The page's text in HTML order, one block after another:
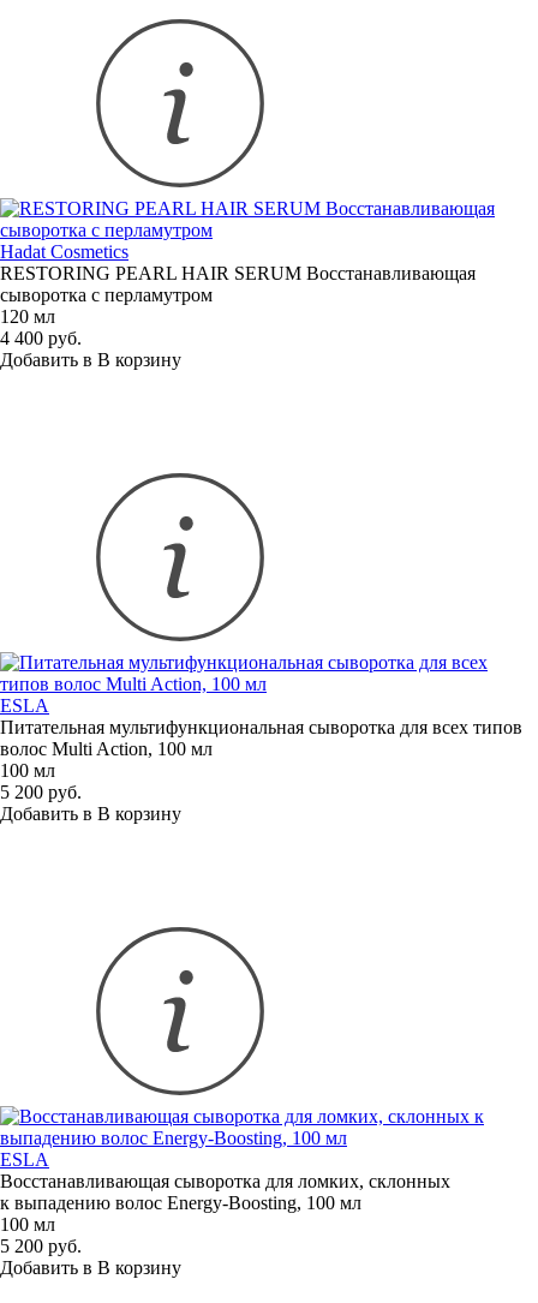
Hadat Сosmetics
RESTORING PEARL HAIR SERUM Восстанавливающая
сыворотка с перламутром
120 мл
4 400 руб.
Добавить в В корзину
ESLA
Питательная мультифункциональная сыворотка для всех типов
волос Multi Action, 100 мл
100 мл
5 200 руб.
Добавить в В корзину
ESLA
Восстанавливающая сыворотка для ломких, склонных
к выпадению волос Energy-Boosting, 100 мл
100 мл
5 200 руб.
Добавить в В корзину